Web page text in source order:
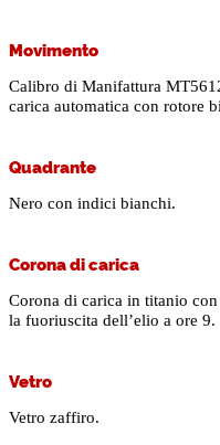
Movimento
Calibro di Manifattura
carica automatica con rotore
Quadrante
Nero con indici bianchi.
Corona di carica
Corona di carica in titanio
la fuoriuscita dell’elio a ore 9.
Vetro
Vetro zaffiro.